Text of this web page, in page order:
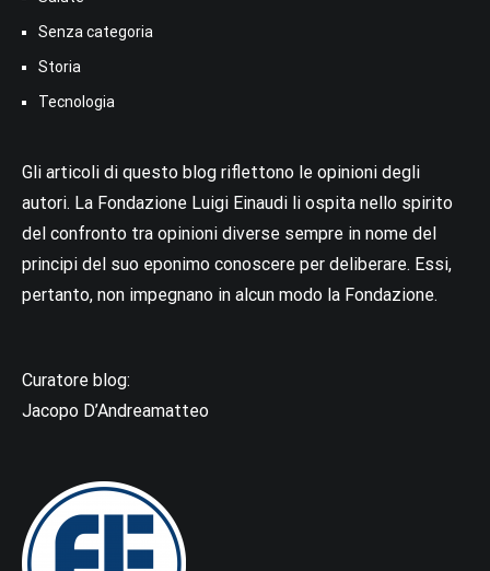
Senza categoria
Storia
Tecnologia
Gli articoli di questo blog riflettono le opinioni degli
autori. La Fondazione Luigi Einaudi li ospita nello spirito
del confronto tra opinioni diverse sempre in nome del
principi del suo eponimo conoscere per deliberare. Essi,
pertanto, non impegnano in alcun modo la Fondazione.
Curatore blog:
Jacopo D’Andreamatteo